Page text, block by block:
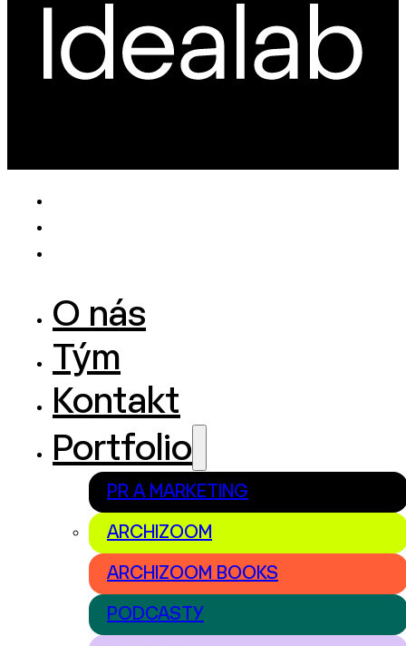
O nás
Tým
Kontakt
Portfolio
PR A MARKETING
ARCHIZOOM
ARCHIZOOM BOOKS
PODCASTY